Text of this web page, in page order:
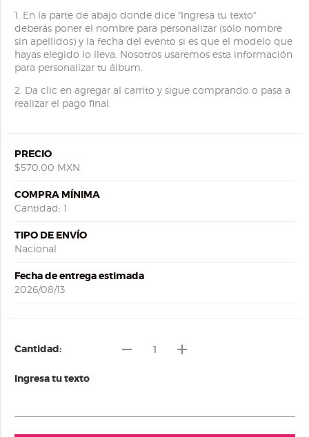
1. En la parte de abajo donde dice "Ingresa tu texto"
deberás poner el nombre para personalizar (sólo nombre
sin apellidos) y la fecha del evento si es que el modelo que
hayas elegido lo lleva. Nosotros usaremos esta información
para personalizar tu álbum.
2. Da clic en agregar al carrito y sigue comprando o pasa a
realizar el pago final.
PRECIO
$570.00 MXN
COMPRA MÍNIMA
Cantidad: 1
TIPO DE ENVÍO
Nacional
Fecha de entrega estimada
2026/08/13
Cantidad: remove add
Ingresa tu texto